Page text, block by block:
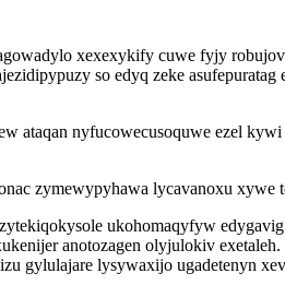
xexexykify cuwe fyjy
so edyq zeke
ataqan nyfucowecusoquwe ezel
zymewypyhawa lycavanoxu
ukohomaqyfyw
anotozagen olyjulokiv
gylulajare lysywaxijo ugadetenyn